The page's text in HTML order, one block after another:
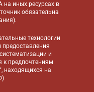
иных ресурсах в
обязательна
).
технологии
и
к предпочтениям
находящихся на